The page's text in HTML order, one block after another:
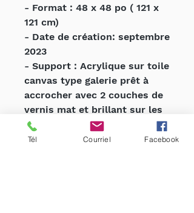
- Format : 48 x 48 po ( 121 x
121 cm)
- Date de création: septembre
2023
- Support : Acrylique sur toile
canvas type galerie prêt à
accrocher avec 2 couches de
vernis mat et brillant sur les
zones spécifiques avec
signature sur bordure noire
Tél Courriel Facebook